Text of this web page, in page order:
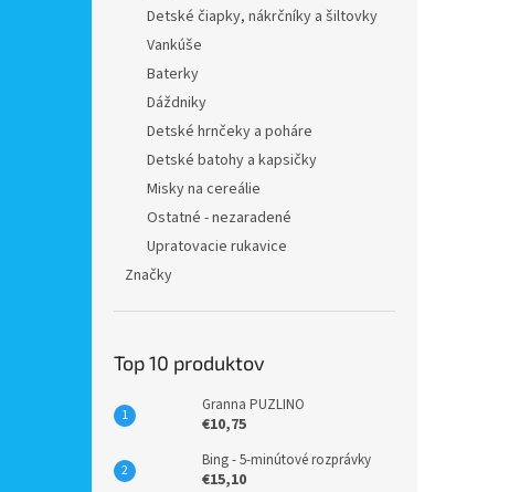
Detské čiapky, nákrčníky a šiltovky
Vankúše
Baterky
Dáždniky
Detské hrnčeky a poháre
Detské batohy a kapsičky
Misky na cereálie
Ostatné - nezaradené
Upratovacie rukavice
Značky
Top 10 produktov
Granna PUZLINO
€10,75
Bing - 5-minútové rozprávky
€15,10